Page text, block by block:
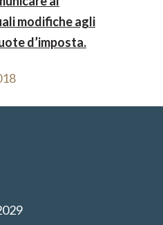
modifiche agli
d’imposta.